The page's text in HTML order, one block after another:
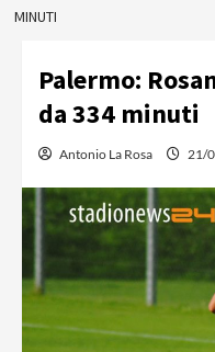
MINUTI
Palermo:
da 334 minuti
Antonio La Rosa 21/